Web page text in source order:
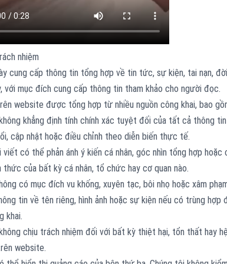
nhiệm
cung cấp thông tin tổng hợp về tin tức, sự kiện, tai nạn,
với mục đích cung cấp thông tin tham khảo cho người đọc.
website được tổng hợp từ nhiều nguồn công khai, bao
khẳng định tính chính xác tuyệt đối của tất cả thông
cập nhật hoặc điều chỉnh theo diễn biến thực tế.
có thể phản ánh ý kiến cá nhân, góc nhìn tổng hợp
thức của bất kỳ cá nhân, tổ chức hay cơ quan nào.
có mục đích vu khống, xuyên tạc, bôi nhọ hoặc xâm
tin về tên riêng, hình ảnh hoặc sự kiện nếu có trùng
khai.
chịu trách nhiệm đối với bất kỳ thiệt hại, tổn thất hay
website.